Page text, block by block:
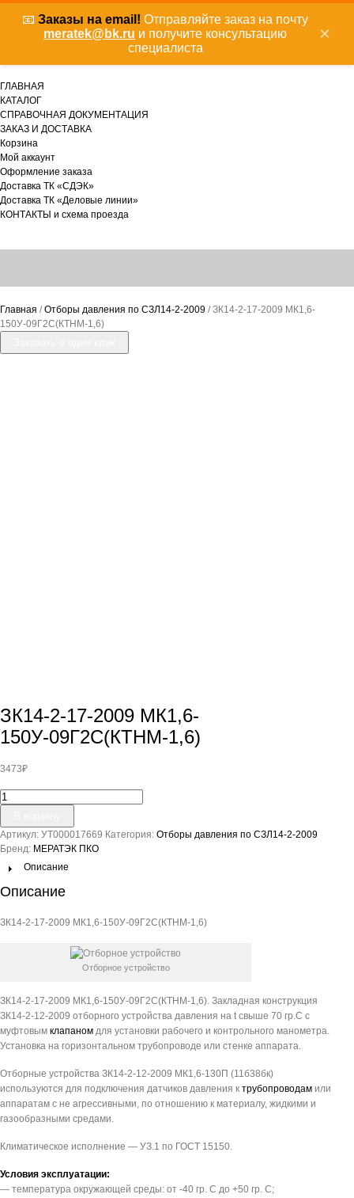
📧 Заказы на email! Отправляйте заказ на почту
meratek@bk.ru и получите консультацию
специалиста
×
ГЛАВНАЯ
КАТАЛОГ
СПРАВОЧНАЯ ДОКУМЕНТАЦИЯ
ЗАКАЗ И ДОСТАВКА
Корзина
Мой аккаунт
Оформление заказа
Доставка ТК «СДЭК»
Доставка ТК «Деловые линии»
КОНТАКТЫ и схема проезда
Главная /Отборы давления по СЗЛ14-2-2009 / ЗК14-2-17-2009 МК1,6-
150У-09Г2С(КТНМ-1,6)
ЗК14-2-17-2009 МК1,6-
150У-09Г2С(КТНМ-1,6)
3473₽
Количество
товара
ЗК14-
2-
17-
2009
150У-09Г2С(КТНМ-1,6)
Артикул: УТ000017669 Категория: Отборы давления по СЗЛ14-2-2009
Бренд: МЕРАТЭК ПКО
Описание
Описание
ЗК14-2-17-2009 МК1,6-150У-09Г2С(КТНМ-1,6)
Отборное устройство
ЗК14-2-17-2009 МК1,6-150У-09Г2С(КТНМ-1,6). Закладная конструкция
ЗК14-2-12-2009 отборного устройства давления на t свыше 70 гр.С с
муфтовым клапаном для установки рабочего и контрольного манометра.
Установка на горизонтальном трубопроводе или стенке аппарата.
Отборные устройства ЗК14-2-12-2009 МК1,6-130П (11б38бк)
используются для подключения датчиков давления к трубопроводам или
аппаратам с не агрессивными, по отношению к материалу, жидкими и
газообразными средами.
Климатическое исполнение — УЗ.1 по ГОСТ 15150.
Условия эксплуатации:
— температура окружающей среды: от -40 гр. С до +50 гр. С;